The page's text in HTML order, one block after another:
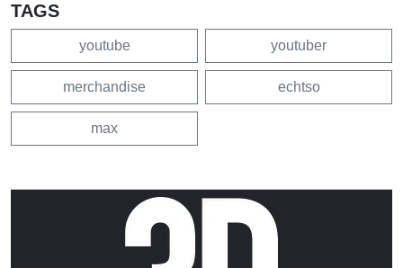
TAGS
youtube youtuber
merchandise echtso
max